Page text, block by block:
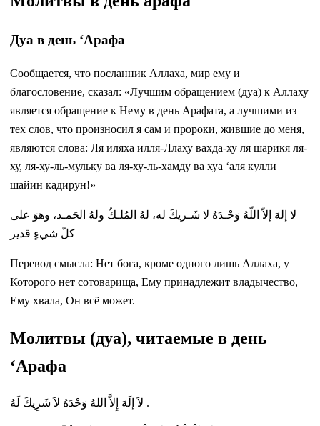
Дуа в день ‘Арафа
Сообщается, что посланник Аллаха, мир ему и
благословение, сказал: «Лучшим обращением (дуа) к Аллаху
является обращение к Нему в день Арафата, а лучшими из
тех слов, что произносил я сам и пророки, жившие до меня,
являются слова: Ля иляха илля-Ллаху вахда-ху ля шарикя ля-
ху, ля-ху-ль-мульку ва ля-ху-ль-хамду ва хуа ‘аля кулли
шайин кадирун!»
لا إلهَ إلاّ اللّهُ وَحْـدَهُ لا شَـريكَ له، لهُ المُلـكُ ولهُ الحَمـد، وهوَ على
كلّ شيءٍ قدير
Перевод смысла: Нет бога, кроме одного лишь Аллаха, у
Которого нет сотоварища, Ему принадлежит владычество,
Ему хвала, Он всё может.
Молитвы (дуа), читаемые в день
‘Арафа
لاَ إلَهَ إِلاَّ اللهُ وَحْدَهُ لاَ شَرِيكَ لَهُ .